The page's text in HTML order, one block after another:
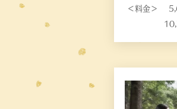
＜料金＞
10,700